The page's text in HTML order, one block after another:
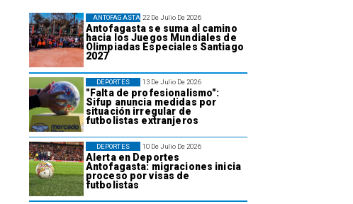
22 De Julio De 2026
Antofagasta se suma al camino
hacia los Juegos Mundiales de
Olimpiadas Especiales Santiago
2027
ANTOFAGASTA
13 De Julio De 2026
"Falta de profesionalismo":
Sifup anuncia medidas por
situación irregular de
futbolistas extranjeros
DEPORTES
10 De Julio De 2026
Alerta en Deportes
Antofagasta: migraciones inicia
proceso por visas de
futbolistas
DEPORTES